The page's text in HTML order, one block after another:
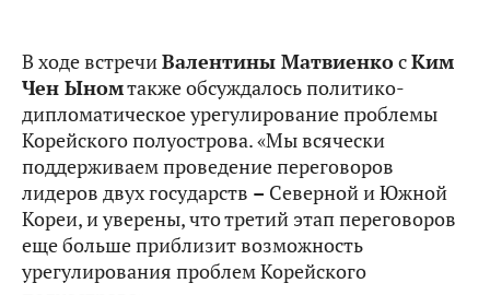
В ходе встречиВалентины МатвиенкосКим
Чен Ыномтакже обсуждалось политико-
дипломатическое урегулирование проблемы
Корейского полуострова. «Мы всячески
поддерживаем проведение переговоров
лидеров двух государств – Северной и Южной
Кореи, и уверены, что третий этап переговоров
еще больше приблизит возможность
урегулирования проблем Корейского